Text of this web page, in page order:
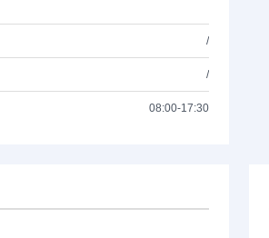
/
/
08:00-17:30